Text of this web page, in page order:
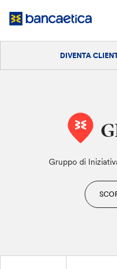
DIVENTA
Gruppo di